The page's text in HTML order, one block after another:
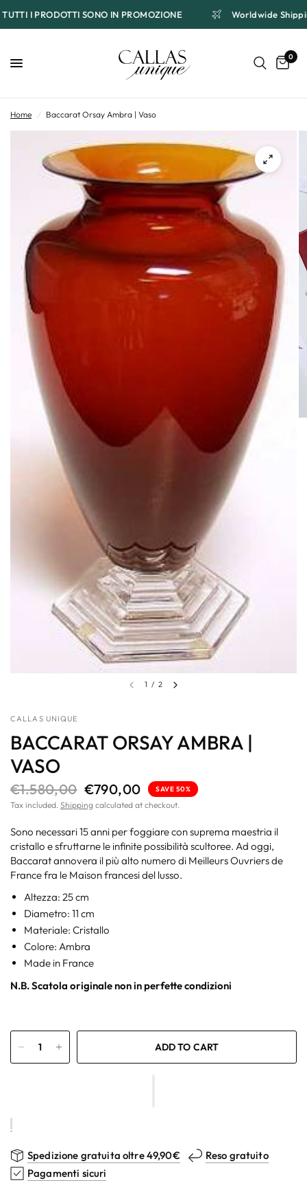
TUTTI I PRODOTTI SONO IN PROMOZIONE Worldwide
0
Home / Baccarat Orsay Ambra | Vaso
1 / 2
CALLAS UNIQUE
BACCARAT ORSAY AMBRA |
VASO
€1.580,00 €790,00 SAVE 50%
Tax included. Shipping calculated at checkout.
Sono necessari 15 anni per foggiare con suprema maestria il
cristallo e sfruttarne le infinite possibilità scultoree. Ad oggi,
Baccarat annovera il più alto numero di Meilleurs Ouvriers de
France fra le Maison francesi del lusso.
Altezza: 25 cm
Diametro: 11 cm
Materiale: Cristallo
Colore: Ambra
Made in France
N.B. Scatola originale non in perfette condizioni
ADD TO CART
Spedizione gratuita oltre 49,90€
Reso gratuito
Pagamenti sicuri